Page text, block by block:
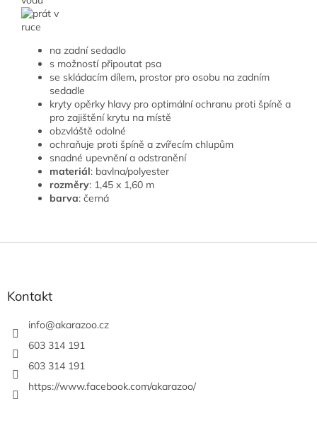
na zadní sedadlo
s možností připoutat psa
se skládacím dílem, prostor pro osobu na zadním
sedadle
kryty opěrky hlavy pro optimální ochranu proti špíně a
pro zajištění krytu na místě
obzvláště odolné
ochraňuje proti špíně a zvířecím chlupům
snadné upevnění a odstranění
materiál: bavlna/polyester
rozměry: 1,45 x 1,60 m
barva: černá
Kontakt
info@akarazoo.cz
603 314 191
603 314 191
https://www.facebook.com/akarazoo/